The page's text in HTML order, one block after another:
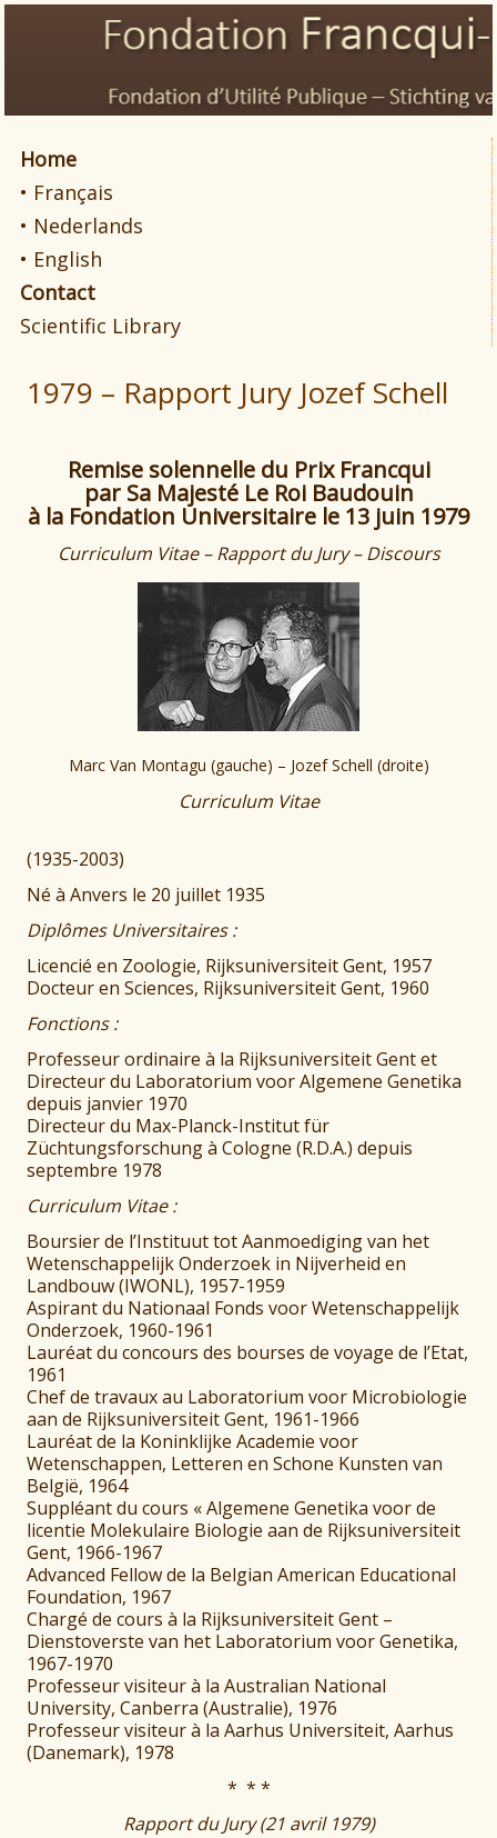
Home
• Français
• Nederlands
• English
Contact
Scientific Library
1979 – Rapport Jury Jozef Schell
Remise solennelle du Prix Francqui
par Sa Majesté Le Roi Baudouin
à la Fondation Universitaire le 13 juin 1979
Curriculum Vitae – Rapport du Jury – Discours
Marc Van Montagu (gauche) – Jozef Schell (droite)
Curriculum Vitae
(1935-2003)
Né à Anvers le 20 juillet 1935
Diplômes Universitaires :
Licencié en Zoologie, Rijksuniversiteit Gent, 1957
Docteur en Sciences, Rijksuniversiteit Gent, 1960
Fonctions :
Professeur ordinaire à la Rijksuniversiteit Gent et
Directeur du Laboratorium voor Algemene Genetika
depuis janvier 1970
Directeur du Max-Planck-Institut für
Züchtungsforschung à Cologne (R.D.A.) depuis
septembre 1978
Curriculum Vitae :
Boursier de l’Instituut tot Aanmoediging van het
Wetenschappelijk Onderzoek in Nijverheid en
Landbouw (IWONL), 1957-1959
Aspirant du Nationaal Fonds voor Wetenschappelijk
Onderzoek, 1960-1961
Lauréat du concours des bourses de voyage de l’Etat,
1961
Chef de travaux au Laboratorium voor Microbiologie
aan de Rijksuniversiteit Gent, 1961-1966
Lauréat de la Koninklijke Academie voor
Wetenschappen, Letteren en Schone Kunsten van
België, 1964
Suppléant du cours « Algemene Genetika voor de
licentie Molekulaire Biologie aan de Rijksuniversiteit
Gent, 1966-1967
Advanced Fellow de la Belgian American Educational
Foundation, 1967
Chargé de cours à la Rijksuniversiteit Gent –
Dienstoverste van het Laboratorium voor Genetika,
1967-1970
Professeur visiteur à la Australian National
University, Canberra (Australie), 1976
Professeur visiteur à la Aarhus Universiteit, Aarhus
(Danemark), 1978
* * *
Rapport du Jury (21 avril 1979)